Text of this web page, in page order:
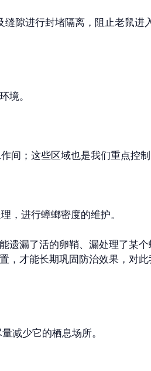
隙进行封堵隔离，阻止老鼠进
境。
；这些区域也是我们重点控制
，进行蟑螂密度的维护。
遗漏了活的卵鞘、漏处理了某
才能长期巩固防治效果，对
减少它的栖息场所。